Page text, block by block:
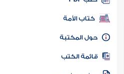
كتب PDF
كتاب الأمة
المكتبة